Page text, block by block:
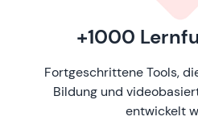
+1000
Fortgeschrittene Tools,
Bildung und
entwickelt